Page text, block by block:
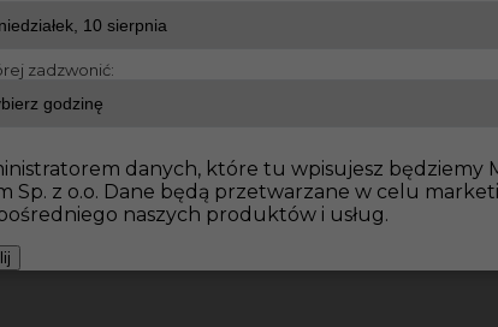
fizyczni Pomocnik montera mebli - praca w
zadzwonić:
danych, które tu wpisujesz będziemy
Sp. z o.o. Dane będą przetwarzane w celu
naszych produktów i usług.